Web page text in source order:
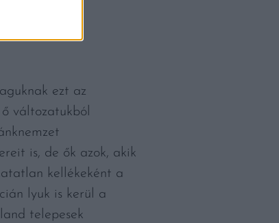
ezt az
változatukból
is, de ők azok, akik
kellékeként a
lyuk is kerül a
telepesek